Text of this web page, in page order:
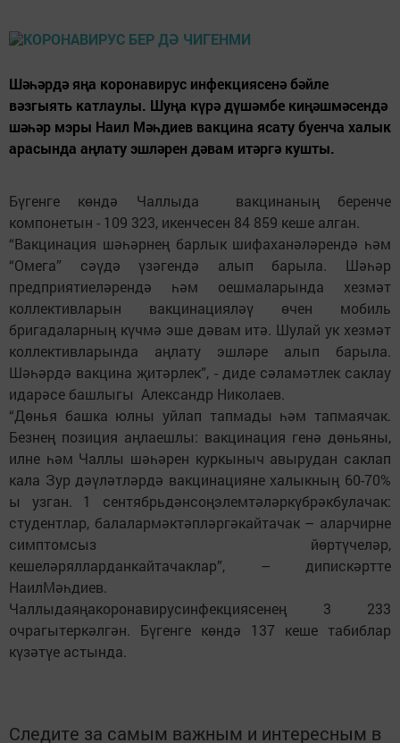
Шәһәрдә яңа коронавирус инфекциясенә бәйле
вәзгыять катлаулы. Шуңа күрә дүшәмбе киңәшмәсендә
шәһәр мэры Наил Мәһдиев вакцина ясату буенча халык
арасында аңлату эшләрен дәвам итәргә кушты.
Бүгенге көндә Чаллыда вакцинаның беренче
компонетын - 109 323, икенчесен 84 859 кеше алган.
“Вакцинация шәһәрнең барлык шифаханәләрендә һәм
“Омега” сәүдә үзәгендә алып барыла. Шәһәр
предприятиеләрендә һәм оешмаларында хезмәт
коллективларын вакцинацияләү өчен мобиль
бригадаларның күчмә эше дәвам итә. Шулай ук хезмәт
коллективларында аңлату эшләре алып барыла.
Шәһәрдә вакцина җитәрлек”, - диде сәламәтлек саклау
идарәсе башлыгы Александр Николаев.
“Дөнья башка юлны уйлап тапмады һәм тапмаячак.
Безнең позиция аңлаешлы: вакцинация генә дөньяны,
илне һәм Чаллы шәһәрен куркыныч авырудан саклап
кала Зур дәүләтләрдә вакцинацияне халыкның 60-70%
ы узган. 1 сентябрьдәнсоңэлемтәләркүбрәкбулачак:
студентлар, балалармәктәпләргәкайтачак – аларчирне
симптомсыз йөртүчеләр,
кешеләрялларданкайтачаклар”, – дипискәртте
НаилМәһдиев.
Чаллыдаяңакоронавирусинфекциясенең 3 233
очрагытеркәлгән. Бүгенге көндә 137 кеше табиблар
күзәтүе астында.
Следите за самым важным и интересным в